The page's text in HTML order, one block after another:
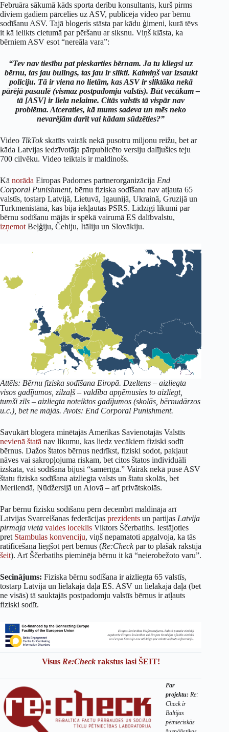
Februāra sākumā kāds sporta derību konsultants, kurš pirms
diviem gadiem pārcēlies uz ASV, publicēja video par bērnu
sodīšanu ASV. Tajā blogeris stāsta par kādu ģimeni, kurā tēvs
it kā ielikts cietumā par pēršanu ar siksnu. Viņš klāsta, ka
bērniem ASV esot “nereāla vara”:
“Tev nav tiesību pat pieskarties bērnam. Ja tu kliegsi uz
bērnu, tas jau bulings, tas jau ir slikti. Kaimiņš var izsaukt
policiju. Tā ir viena no lietām, kas ASV ir sliktāka nekā
pārējā pasaulē (vismaz postpadomju valstīs). Būt vecākam –
tā [ASV] ir liela nelaime. Citās valstīs tā vispār nav
problēma. Atceraties, kā mums sadeva un mēs neko
nevarējām darīt vai kādam sūdzēties?”
Video TikTokskatīts vairāk nekā pusotru miljonu reižu, bet ar
kāda Latvijas iedzīvotāja pārpublicēto versiju dalījušies teju
700 cilvēku. Video teiktais ir maldinošs.
Kā norāda Eiropas Padomes partnerorganizācija End
Corporal Punishment, bērnu fiziska sodīšana nav atļauta 65
valstīs, tostarp Latvijā, Lietuvā, Igaunijā, Ukrainā, Gruzijā un
Turkmenistānā, kas bija iekļautas PSRS. Līdzīgi likumi par
bērnu sodīšanu mājās ir spēkā vairumā ES dalībvalstu,
izņemot Beļģiju, Čehiju, Itāliju un Slovākiju.
Attēls: Bērnu fiziska sodīšana Eiropā. Dzeltens – aizliegta
visos gadījumos, zilzaļš – valdība apņēmusies to aizliegt,
tumši zils – aizliegta noteiktos gadījumos (skolās, bērnudārzos
u.c.), bet ne mājās. Avots: End Corporal Punishment.
Savukārt blogera minētajās Amerikas Savienotajās Valstīs
nevienā štatā nav likumu, kas liedz vecākiem fiziski sodīt
bērnus. Dažos štatos bērnus nedrīkst, fiziski sodot, pakļaut
nāves vai sakropļojuma riskam, bet citos štatos individuāli
izskata, vai sodīšana bijusi “samērīga.” Vairāk nekā pusē ASV
štatu fiziska sodīšana aizliegta valsts un štatu skolās, bet
Merilendā, Ņūdžersijā un Aiovā – arī privātskolās.
Par bērnu fizisku sodīšanu pērn decembrī maldināja arī
Latvijas Svarcelšanas federācijas prezidents un partijas Latvija
pirmajā vietā valdes loceklis Viktors Ščerbatihs. Iestājoties
pret Stambulas konvenciju, viņš nepamatoti apgalvoja, ka tās
ratificēšana liegšot pērt bērnus (Re:Checkpar to plašāk rakstīja
šeit). Arī Ščerbatihs pieminēja bērnu it kā “neierobežoto varu”.
Secinājums: Fiziska bērnu sodīšana ir aizliegta 65 valstīs,
tostarp Latvijā un lielākajā daļā ES. ASV un lielākajā daļā (bet
ne visās) tā sauktajās postpadomju valstīs bērnus ir atļauts
fiziski sodīt.
Visus Re:Checkrakstus lasi ŠEIT!
Par
projektu: Re:
Check ir
Baltijas
pētnieciskās